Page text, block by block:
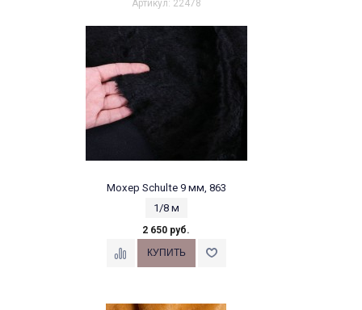
Артикул: 22478
Мохер Schulte 9 мм, 863
1/8 м
2 650 руб.